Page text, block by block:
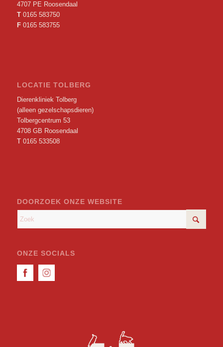
4707 PE Roosendaal
T 0165 583750
F 0165 583755
LOCATIE TOLBERG
Dierenkliniek Tolberg
(alleen gezelschapsdieren)
Tolbergcentrum 53
4708 GB Roosendaal
T 0165 533508
DOORZOEK ONZE WEBSITE
ONZE SOCIALS